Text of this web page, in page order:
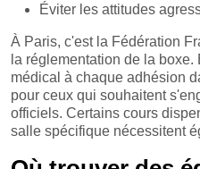
Éviter les attitudes
À Paris, c'est la Fédération
la réglementation de la
médical à chaque adhésion
pour ceux qui souhaitent
officiels. Certains cours
salle spécifique nécessitent